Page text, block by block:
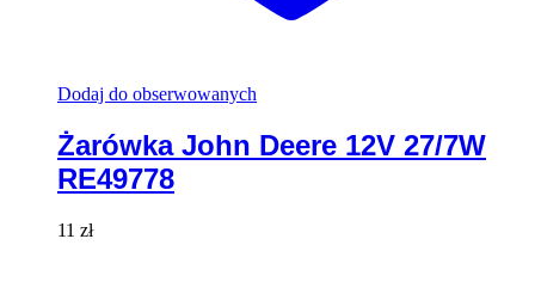
Dodaj do obserwowanych
Żarówka John Deere 12V 27/7W
RE49778
11 zł